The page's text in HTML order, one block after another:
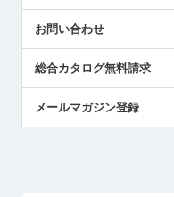
お問い合わせ
総合カタログ無料請求
メールマガジン登録